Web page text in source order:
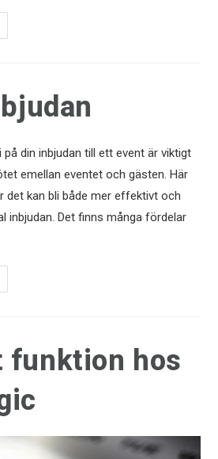
din inbjudan till ett event är viktigt
emellan eventet och gästen. Här
det kan bli både mer effektivt och
inbjudan. Det finns många fördelar
funktion hos